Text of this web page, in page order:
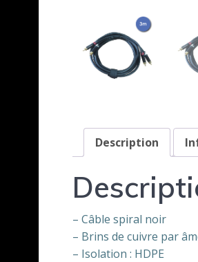
Description
– Câble spiral noir
– Brins de cuivre par
– Isolation : HDPE